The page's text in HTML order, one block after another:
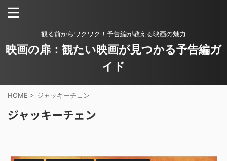
観る前からワクワク！予告編が教える映画の魅力
映画の扉：観たい映画が見つかる予告編ガ
イド
HOME > ジャッキーチェン
ジャッキーチェン